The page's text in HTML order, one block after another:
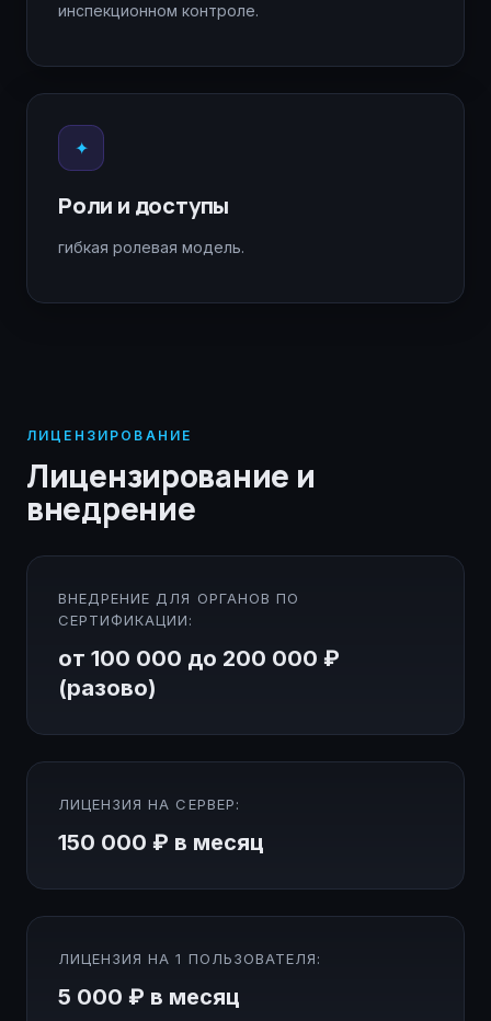
инспекционном контроле.
✦
Роли и доступы
гибкая ролевая модель.
ЛИЦЕНЗИРОВАНИЕ
Лицензирование и
внедрение
ВНЕДРЕНИЕ ДЛЯ ОРГАНОВ ПО
СЕРТИФИКАЦИИ:
от 100 000 до 200 000 ₽
(разово)
ЛИЦЕНЗИЯ НА СЕРВЕР:
150 000 ₽ в месяц
ЛИЦЕНЗИЯ НА 1 ПОЛЬЗОВАТЕЛЯ:
5 000 ₽ в месяц